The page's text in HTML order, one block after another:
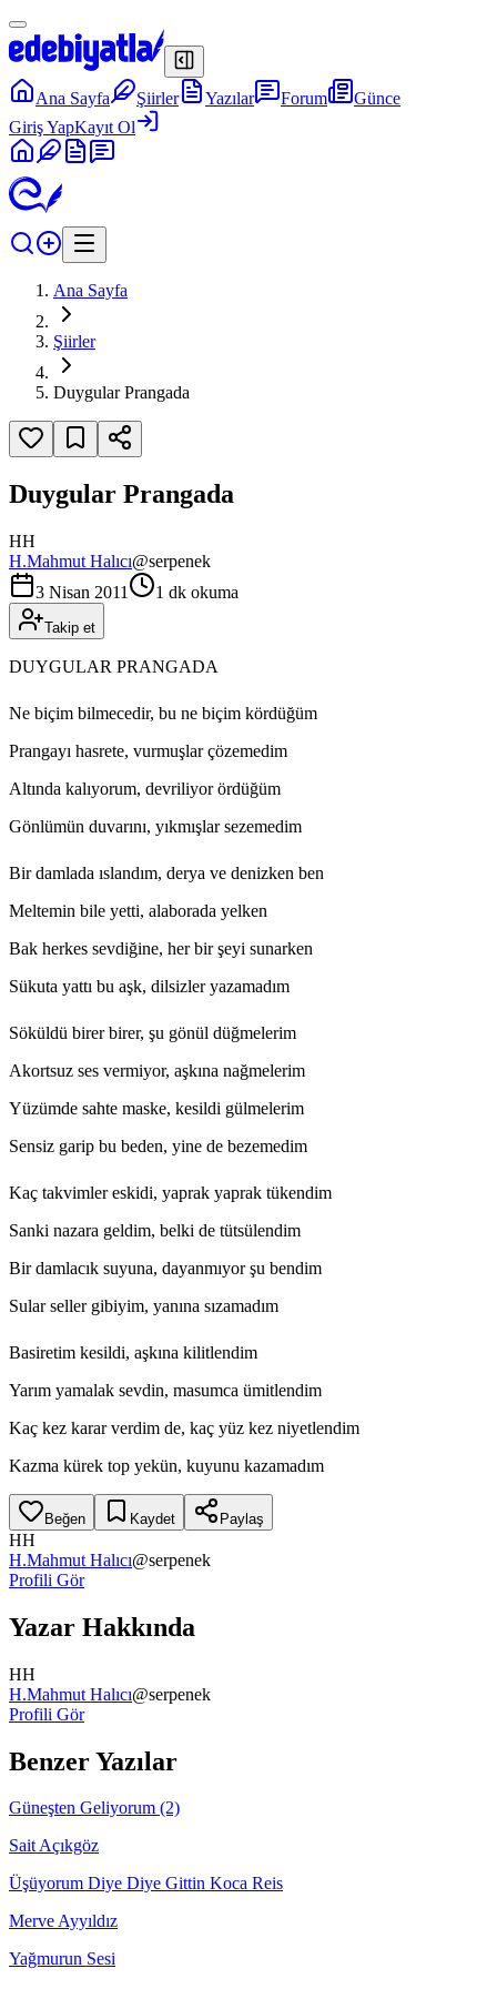
Ana Sayfa Şiirler Yazılar Forum
Günce
Giriş YapKayıt Ol
Ana Sayfa
Şiirler
Duygular Prangada
Duygular Prangada
HH
H.Mahmut Halıcı@serpenek
3 Nisan 2011
1 dk okuma
Takip et
DUYGULAR PRANGADA
Ne biçim bilmecedir, bu ne biçim kördüğüm
Prangayı hasrete, vurmuşlar çözemedim
Altında kalıyorum, devriliyor ördüğüm
Gönlümün duvarını, yıkmışlar sezemedim
Bir damlada ıslandım, derya ve denizken ben
Meltemin bile yetti, alaborada yelken
Bak herkes sevdiğine, her bir şeyi sunarken
Sükuta yattı bu aşk, dilsizler yazamadım
Söküldü birer birer, şu gönül düğmelerim
Akortsuz ses vermiyor, aşkına nağmelerim
Yüzümde sahte maske, kesildi gülmelerim
Sensiz garip bu beden, yine de bezemedim
Kaç takvimler eskidi, yaprak yaprak tükendim
Sanki nazara geldim, belki de tütsülendim
Bir damlacık suyuna, dayanmıyor şu bendim
Sular seller gibiyim, yanına sızamadım
Basiretim kesildi, aşkına kilitlendim
Yarım yamalak sevdin, masumca ümitlendim
Kaç kez karar verdim de, kaç yüz kez niyetlendim
Kazma kürek top yekün, kuyunu kazamadım
Beğen Kaydet Paylaş
HH
H.Mahmut Halıcı@serpenek
Profili Gör
Yazar Hakkında
HH
H.Mahmut Halıcı@serpenek
Profili Gör
Benzer Yazılar
Güneşten Geliyorum (2)
Sait Açıkgöz
Üşüyorum Diye Diye Gittin Koca Reis
Merve Ayyıldız
Yağmurun Sesi